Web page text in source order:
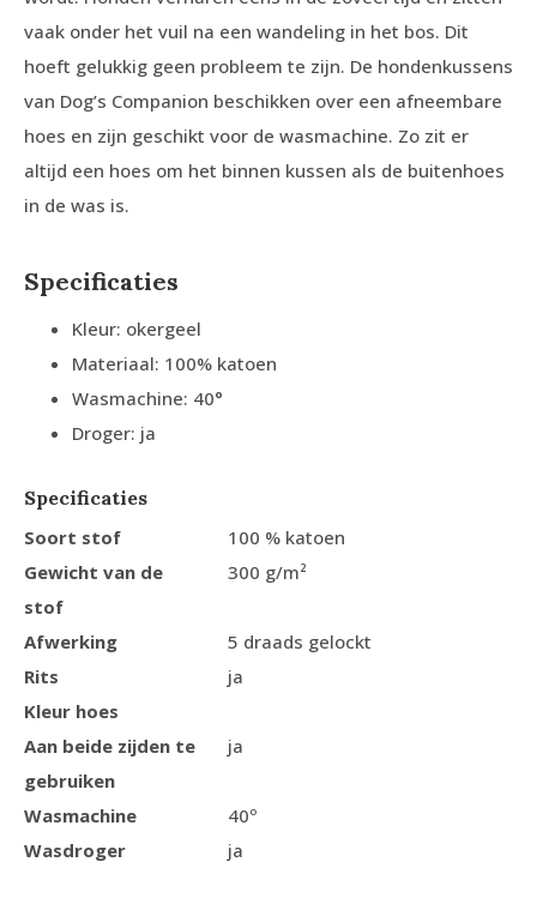
vaak onder het vuil na een wandeling in het bos. Dit
hoeft gelukkig geen probleem te zijn. De hondenkussens
van Dog’s Companion beschikken over een afneembare
hoes en zijn geschikt voor de wasmachine. Zo zit er
altijd een hoes om het binnen kussen als de buitenhoes
in de was is.
Specificaties
Kleur: okergeel
Materiaal: 100% katoen
Wasmachine: 40°
Droger: ja
Specificaties
Soort stof
100 % katoen
Gewicht van de
stof
300 g/m²
Afwerking
5 draads gelockt
Rits
ja
Kleur hoes
Aan beide zijden te
gebruiken
ja
Wasmachine
40º
Wasdroger
ja